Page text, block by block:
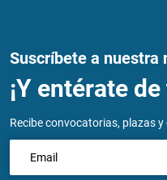
Suscríbete a nuestra
¡Y entérate
Recibe convocatorias, plazas